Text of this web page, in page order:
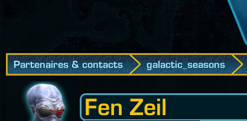
Partenaires & contacts galactic_seasons
Fen Zeil